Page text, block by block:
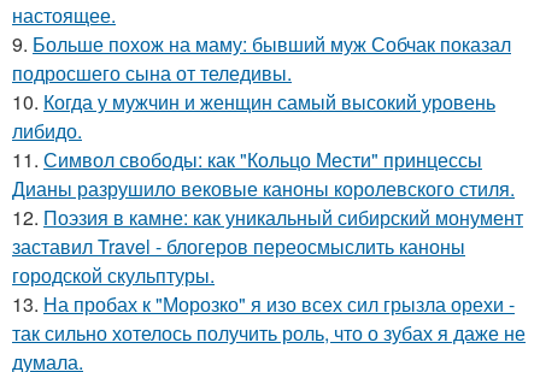
настоящее.
9. Больше похож на маму: бывший муж Собчак показал
подросшего сына от теледивы.
10. Когда у мужчин и женщин самый высокий уровень
либидо.
11. Символ свободы: как "Кольцо Мести" принцессы
Дианы разрушило вековые каноны королевского стиля.
12. Поэзия в камне: как уникальный сибирский монумент
заставил Travel - блогеров переосмыслить каноны
городской скульптуры.
13. На пробах к "Морозко" я изо всех сил грызла орехи -
так сильно хотелось получить роль, что о зубах я даже не
думала.